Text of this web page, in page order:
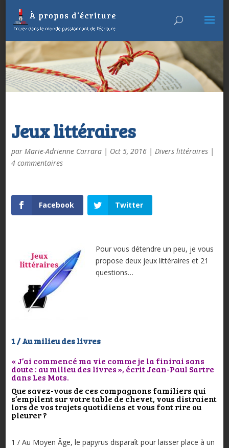
Jeux littéraires
par Marie-Adrienne Carrara| Oct 5, 2016| Divers littéraires|
4 commentaires
Facebook Twitter
Pour vous détendre un peu, je vous
propose deux jeux littéraires et 21
questions…
1 / Au milieu des livres
« J’ai commencé ma vie comme je la finirai sans
doute : au milieu des livres », écrit Jean-Paul Sartre
dans Les Mots.
Que savez-vous de ces compagnons familiers qui
s’empilent sur votre table de chevet, vous distraient
lors de vos trajets quotidiens et vous font rire ou
pleurer ?
1 / Au Moyen Âge, le papyrus disparaît pour laisser place à un